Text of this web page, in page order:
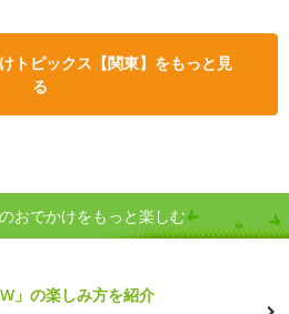
トピックス【関東】をもっと見
る
おでかけをもっと楽しむ
」の楽しみ方を紹介